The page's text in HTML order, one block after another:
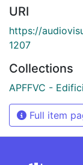
URI
https://
1207
Collections
APFFVC -
Full item